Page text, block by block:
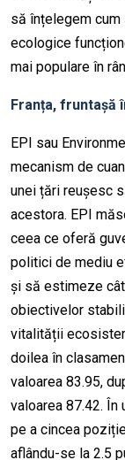
să înțelegem
ecologice
mai populare în
Franța, fruntașă
EPI sau
mecanism de
unei țări reușesc
acestora. EPI
ceea ce oferă
politici de mediu
și să estimeze
obiectivelor
vitalității
doilea în
valoarea 83.95,
valoarea 87.42. În
pe a cincea
aflându-se la 2.5